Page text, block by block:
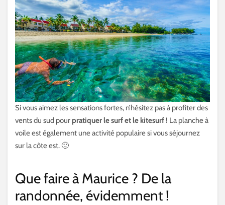
Si vous aimez les sensations fortes, n’hésitez pas à profiter des
vents du sud pour pratiquer le surf et le kitesurf ! La planche à
voile est également une activité populaire si vous séjournez
sur la côte est. 🙂
Que faire à Maurice ? De la
randonnée, évidemment !